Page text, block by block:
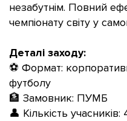
незабутнім. Повний
чемпіонату світу у
Деталі заходу:
⚽ Формат:
футболу
🏦 Замовник: ПУМБ
👤 Кількість учасників: